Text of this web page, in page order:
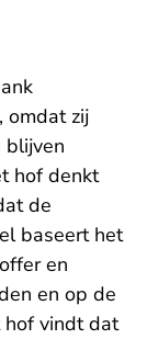
omdat zij
blijven
hof denkt
de
baseert het
en
en op de
hof vindt dat